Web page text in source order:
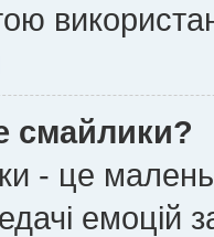
смайлики?
- це
емоцій